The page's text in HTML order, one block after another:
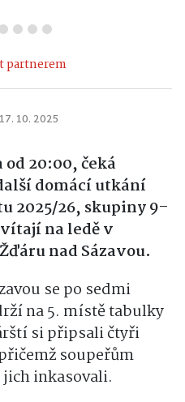
partnerem
17. 10. 2025
20:00, čeká
domácí utkání
2025/26, skupiny 9–
na ledě v
nad Sázavou.
se po sedmi
na 5. místě tabulky
si připsali čtyři
soupeřům
jich inkasovali.